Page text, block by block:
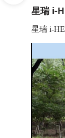
星瑞 i-
星瑞 i-